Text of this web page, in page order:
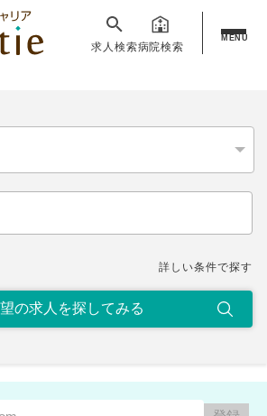
求人検索病院検索
MENU
詳しい条件で探す